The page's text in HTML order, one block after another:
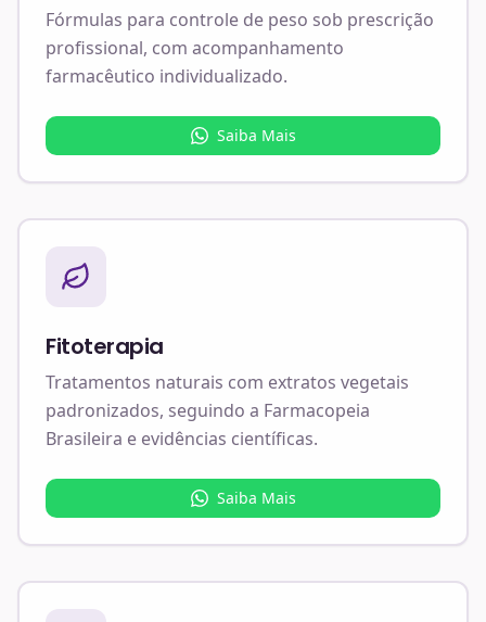
Fórmulas para controle de peso sob prescrição
profissional, com acompanhamento
farmacêutico individualizado.
Saiba Mais
Fitoterapia
Tratamentos naturais com extratos vegetais
padronizados, seguindo a Farmacopeia
Brasileira e evidências científicas.
Saiba Mais